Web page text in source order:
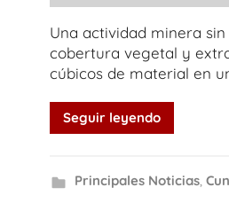
Una actividad minera
cobertura vegetal y
cúbicos de material en
Seguir leyendo
Principales Noticias,